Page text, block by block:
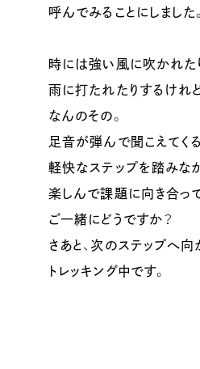
呼んでみることにしました。
時には強い風に吹かれた
雨に打たれたりするけれど
なんのその。
足音が弾んで聞こえてく
軽快なステップを踏みなが
楽しんで課題に向き合っ
ご一緒にどうですか？
さあと、次のステップへ向
トレッキング中です。